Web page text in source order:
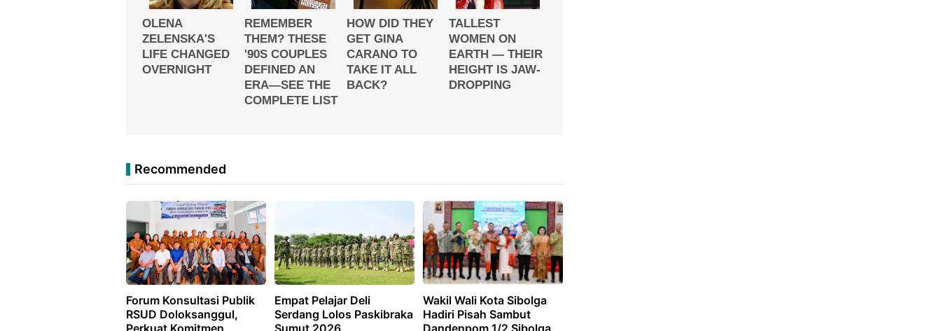
Recommended
Forum Konsultasi Publik
RSUD Doloksanggul,
Empat Pelajar Deli
Serdang Lolos Paskibraka
Wakil Wali Kota Sibolga
Hadiri Pisah Sambut